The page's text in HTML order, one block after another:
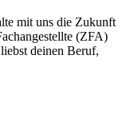
mit uns die Zukunft
(ZFA)
deinen Beruf,